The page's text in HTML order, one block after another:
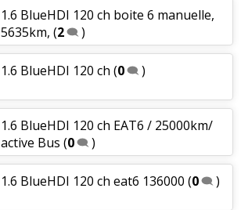
1.6 BlueHDI 120 ch boite 6 manuelle,
5635km, (2 )
1.6 BlueHDI 120 ch (0 )
1.6 BlueHDI 120 ch EAT6 / 25000km/
active Bus (0 )
1.6 BlueHDI 120 ch eat6 136000 (0 )